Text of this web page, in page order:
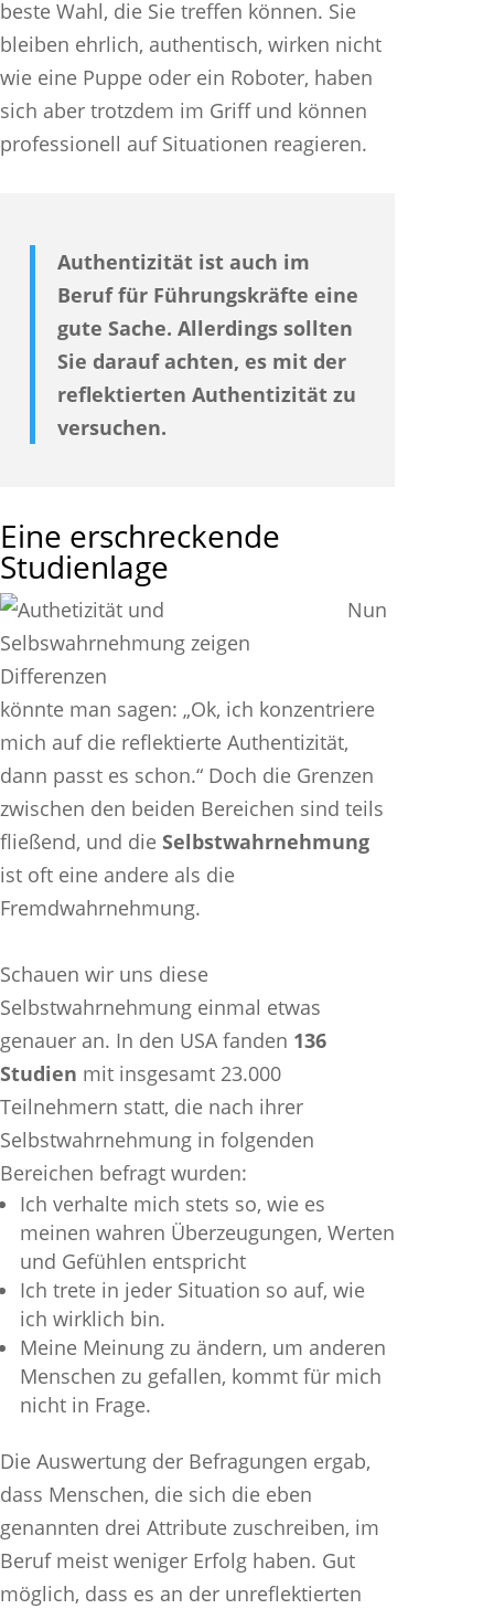
beste Wahl, die Sie treffen können. Sie
bleiben ehrlich, authentisch, wirken nicht
wie eine Puppe oder ein Roboter, haben
sich aber trotzdem im Griff und können
professionell auf Situationen reagieren.
Authentizität ist auch im
Beruf für Führungskräfte eine
gute Sache. Allerdings sollten
Sie darauf achten, es mit der
reflektierten Authentizität zu
versuchen.
Eine erschreckende
Studienlage
Nun
könnte man sagen: „Ok, ich konzentriere
mich auf die reflektierte Authentizität,
dann passt es schon.“ Doch die Grenzen
zwischen den beiden Bereichen sind teils
fließend, und die Selbstwahrnehmung
ist oft eine andere als die
Fremdwahrnehmung.
Schauen wir uns diese
Selbstwahrnehmung einmal etwas
genauer an. In den USA fanden 136
Studien mit insgesamt 23.000
Teilnehmern statt, die nach ihrer
Selbstwahrnehmung in folgenden
Bereichen befragt wurden:
Ich verhalte mich stets so, wie es
meinen wahren Überzeugungen, Werten
und Gefühlen entspricht
Ich trete in jeder Situation so auf, wie
ich wirklich bin.
Meine Meinung zu ändern, um anderen
Menschen zu gefallen, kommt für mich
nicht in Frage.
Die Auswertung der Befragungen ergab,
dass Menschen, die sich die eben
genannten drei Attribute zuschreiben, im
Beruf meist weniger Erfolg haben. Gut
möglich, dass es an der unreflektierten